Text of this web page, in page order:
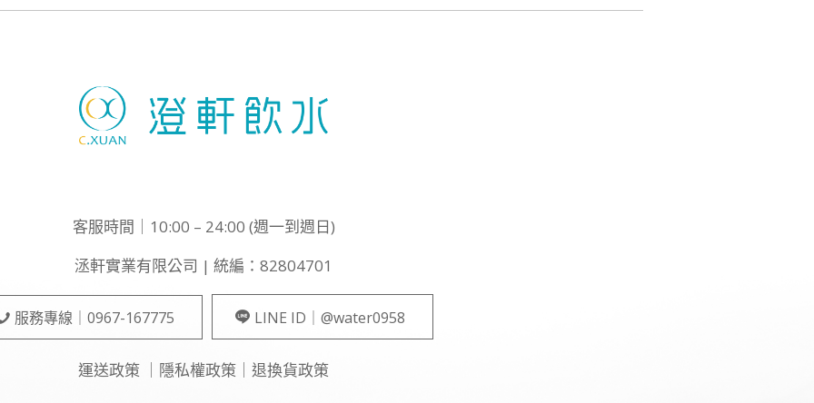
客服時間｜10:00 – 24:00 (週一到週日)
洆軒實業有限公司 | 統編：82804701
服務專線｜0967-167775 LINE ID｜@water0958
運送政策 ｜ 隱私權政策 ｜ 退換貨政策